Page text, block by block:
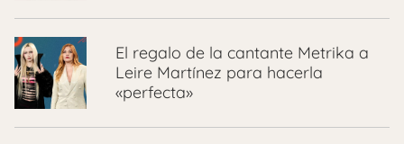
El regalo de la cantante Metrika a
Leire Martínez para hacerla
«perfecta»